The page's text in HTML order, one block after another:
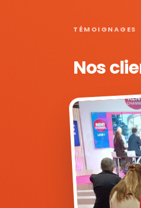
TÉMOIGNAGES
Nos